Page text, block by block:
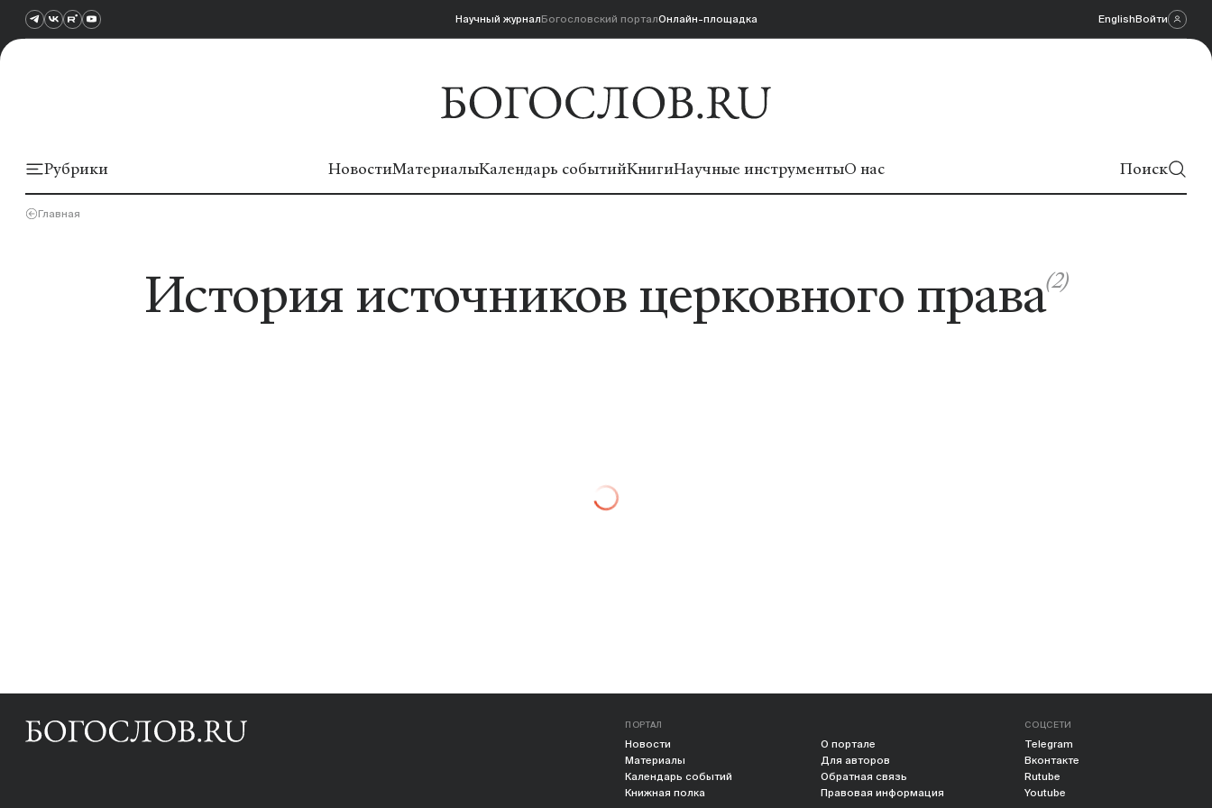
Научный журналБогословский порталОнлайн-площадка EnglishВойти
Рубрики НовостиМатериалыКалендарь событийКнигиНаучные инструментыО нас Поиск
Главная
История источников церковного права(2)
ПОРТАЛ
Новости
Материалы
Календарь событий
Книжная полка
О портале
Для авторов
Обратная связь
Правовая информация
СОЦСЕТИ
Telegram
Вконтакте
Rutube
Youtube